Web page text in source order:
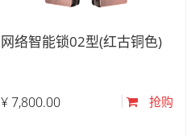
网络智能锁02型(红古铜色)
¥7,800.00 抢购